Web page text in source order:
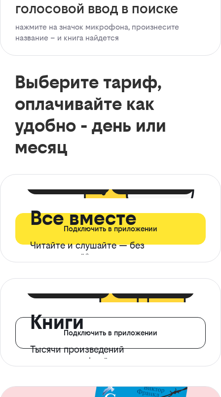
голосовой ввод в поиске
нажмите на значок микрофона, произнесите
название – и книга найдется
Выберите тариф,
оплачивайте как
удобно - день или
месяц
Все вместе
Читайте и слушайте — без
ограничений*
Подключить в приложении
Книги
Тысячи произведений
с доступом офлайн
Подключить в приложении